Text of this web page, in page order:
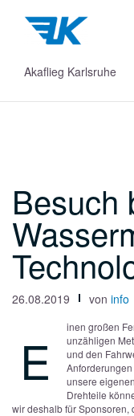
Inhalt
springen
Akaflieg Karlsruhe
Besuch
26.08.2019 von info
E
inen großen
unzähligen
und den
unsere
Drehteile
wir deshalb für Sponsoren,